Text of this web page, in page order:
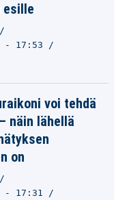
- 17:53
voi tehdä
näin lähellä
on
- 17:31